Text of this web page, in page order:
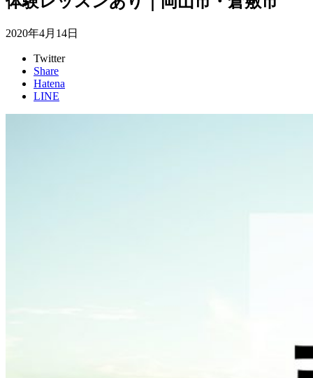
2020年4月14日
Twitter
Share
Hatena
LINE